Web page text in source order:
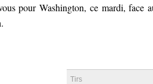
pour Washington, ce mardi,
Tirs